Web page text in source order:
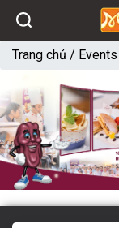
Trang chủ / Events